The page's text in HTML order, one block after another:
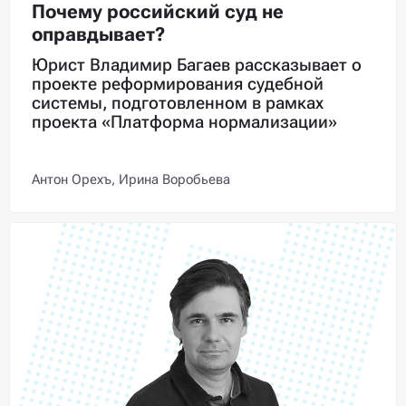
Почему российский суд не
оправдывает?
Юрист Владимир Багаев рассказывает о
проекте реформирования судебной
системы, подготовленном в рамках
проекта «Платформа нормализации»
Антон Орехъ, Ирина Воробьева